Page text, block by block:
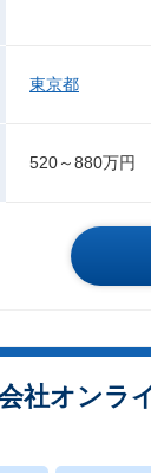
東京都
520～880万円
社オンラ